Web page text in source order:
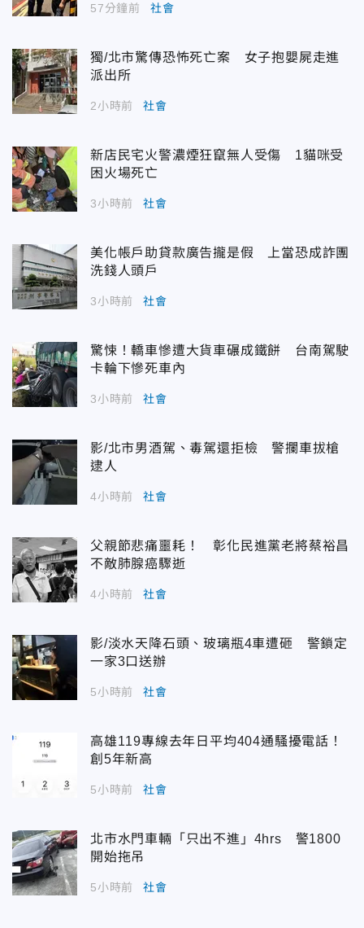
57分鐘前 社會
獨/北市驚傳恐怖死亡案 女子抱嬰屍走進
派出所
2小時前 社會
新店民宅火警濃煙狂竄無人受傷 1貓咪受
困火場死亡
3小時前 社會
美化帳戶助貸款廣告攏是假 上當恐成詐團
洗錢人頭戶
3小時前 社會
驚悚！轎車慘遭大貨車碾成鐵餅 台南駕駛
卡輪下慘死車內
3小時前 社會
影/北市男酒駕、毒駕還拒檢 警攔車拔槍
逮人
4小時前 社會
父親節悲痛噩耗！ 彰化民進黨老將蔡裕昌
不敵肺腺癌驟逝
4小時前 社會
影/淡水天降石頭、玻璃瓶4車遭砸 警鎖定
一家3口送辦
5小時前 社會
高雄119專線去年日平均404通騷擾電話！
創5年新高
5小時前 社會
北市水門車輛「只出不進」4hrs 警1800
開始拖吊
5小時前 社會